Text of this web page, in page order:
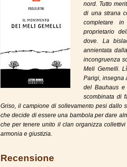
nord. Tutto
di una strana
completare
proprietario
dove. La
annientata
incongruenza
Meli Gemelli.
Parigi, insegna
del Bauhaus
scombinata di
Griso, il campione di sollevamento pesi dallo
che decide di essere una bambola per dare
che per tenere unito il clan organizza
armonia e giustizia.
Recensione